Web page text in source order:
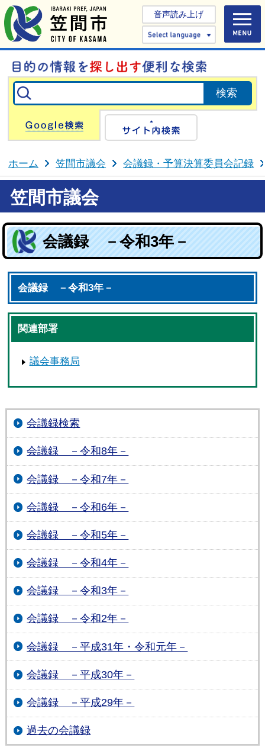
音声読み上げ
Select
Google検索
ホーム 笠間市議会 会議録・予算決算委員会記録
笠間市議会
会議録 －令和3年－
会議録 －令和3年－
関連部署
議会事務局
会議録検索
会議録 －令和8年－
会議録 －令和7年－
会議録 －令和6年－
会議録 －令和5年－
会議録 －令和4年－
会議録 －令和3年－
会議録 －令和2年－
会議録 －平成31年・令和元年－
会議録 －平成30年－
会議録 －平成29年－
過去の会議録